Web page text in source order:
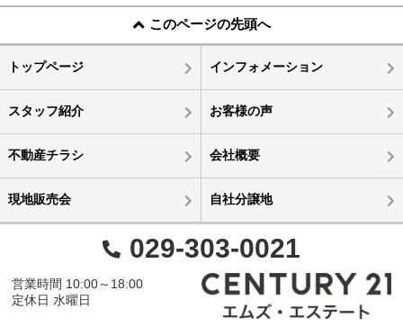
このページの先頭へ
トップページ インフォメーション
スタッフ紹介 お客様の声
不動産チラシ 会社概要
現地販売会 自社分譲地
029-303-0021
営業時間 10:00～18:00
定休日 水曜日